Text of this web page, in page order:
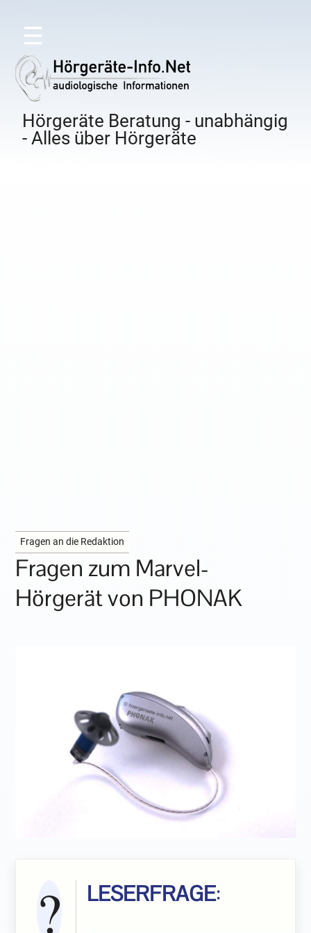
☰
Hörgeräte Beratung - unabhängig
- Alles über Hörgeräte
Fragen an die Redaktion
Fragen zum Marvel-
Hörgerät von PHONAK
LESERFRAGE: